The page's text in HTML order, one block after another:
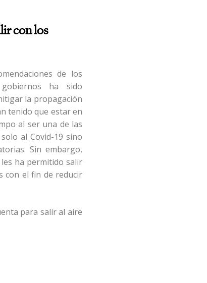
con los
de los
ha sido
la propagación
tenido que estar en
al ser una de las
al Covid-19 sino
Sin embargo,
ha permitido salir
con el fin de reducir
para salir al aire